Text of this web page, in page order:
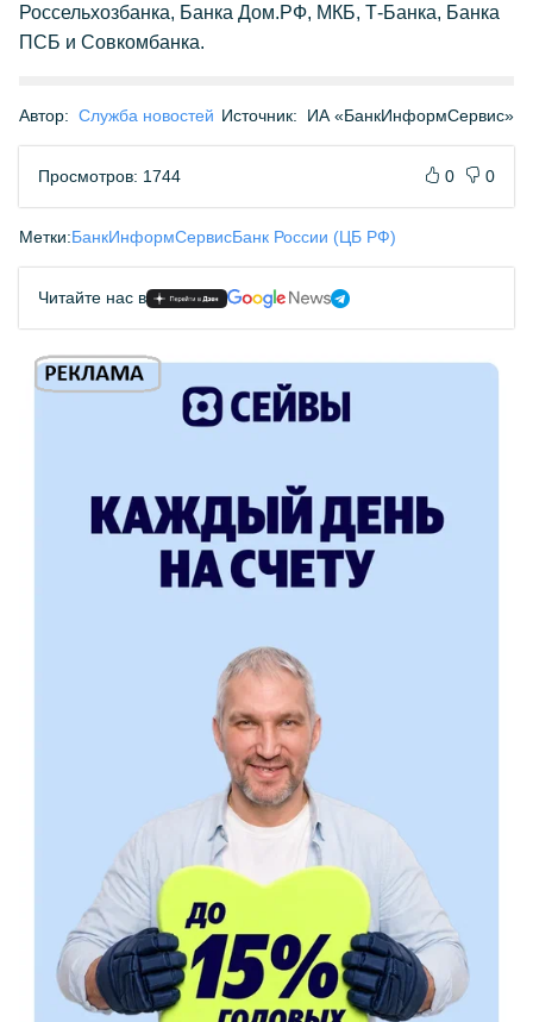
Россельхозбанка, Банка Дом.РФ, МКБ, Т-Банка, Банка
ПСБ и Совкомбанка.
Автор: Служба новостей Источник: ИА «БанкИнформСервис»
Просмотров: 1744 0 0
Метки:БанкИнформСервисБанк России (ЦБ РФ)
Читайте нас в